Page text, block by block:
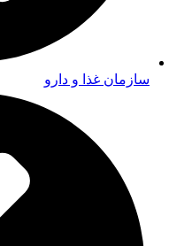
سازمان غذا و دارو